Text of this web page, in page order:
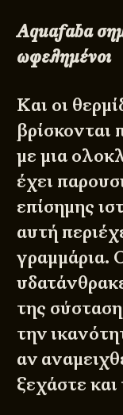
Aquafaba
ωφελημένοι
Και οι
με μια
έχει
επίσημης
αυτή
γραμμάρια.
της
την
αν
ξεχάστε και